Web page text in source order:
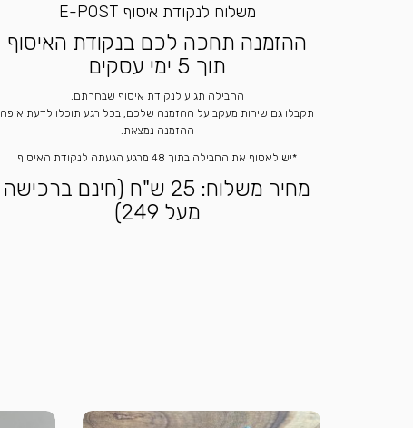
משלוח לנקודת איסוף E-POST
ההזמנה תחכה לכם בנקודת האיסוף
תוך 5 ימי עסקים
החבילה תגיע לנקודת איסוף שבחרתם.
תקבלו גם שירות מעקב על ההזמנה שלכם, בכל רגע תוכלו לדעת איפה
ההזמנה נמצאת.
*יש לאסוף את החבילה בתוך 48 מרגע הגעתה לנקודת האיסוף
מחיר משלוח: 25 ש"ח (חינם ברכישה
מעל 249)